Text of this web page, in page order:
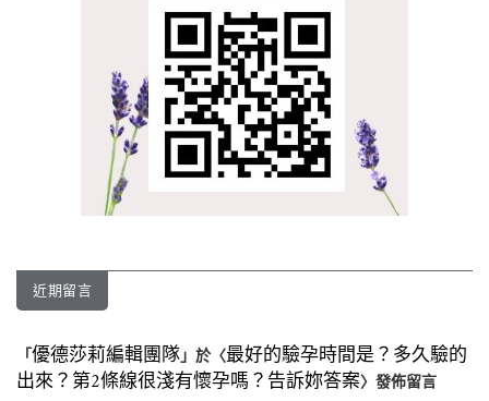
近期留言
「優德莎莉編輯團隊」於〈最好的驗孕時間是？多久驗的
出來？第2條線很淺有懷孕嗎？告訴妳答案〉發佈留言